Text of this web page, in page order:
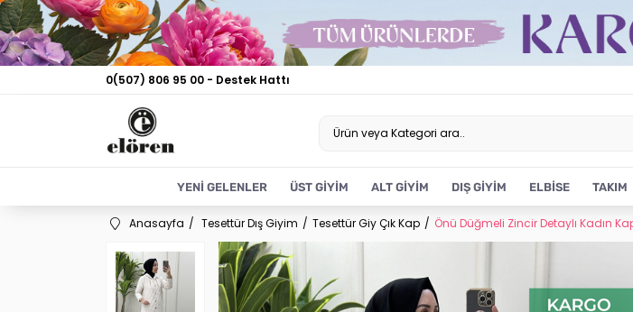
0(507) 806 95 00 - Destek Hattı
YENİ GELENLER ÜST GİYİM ALT GİYİM DIŞ GİYİM ELBİSE TAKIM
Anasayfa Tesettür Dış Giyim Tesettür Giy Çık Kap Önü Düğmeli Zincir Detaylı Kadın